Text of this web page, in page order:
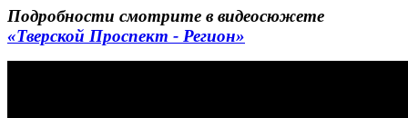
Подробности смотрите в видеосюжете
«Тверской Проспект - Регион»